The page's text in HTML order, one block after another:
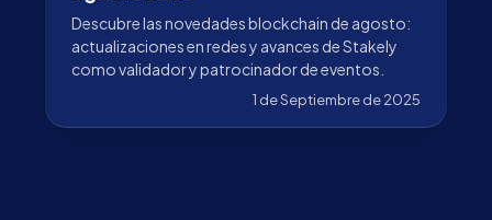
Descubre las novedades blockchain de agosto:
actualizaciones en redes y avances de Stakely
como validador y patrocinador de eventos.
1 de Septiembre de 2025